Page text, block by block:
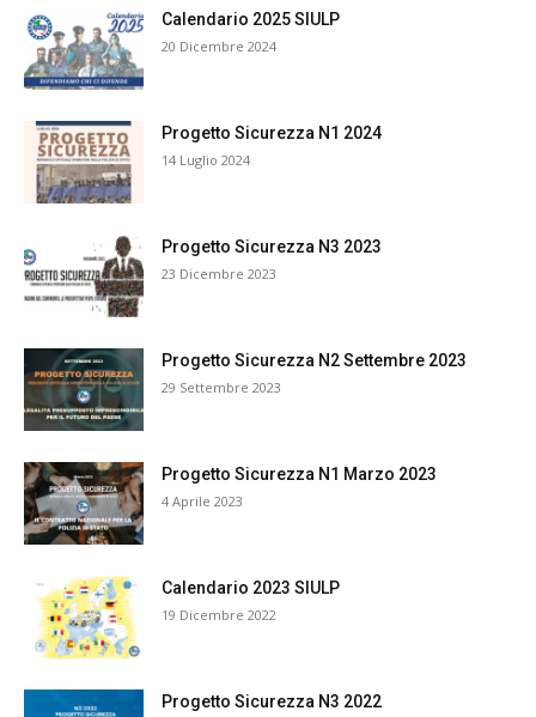
Calendario 2025 SIULP
20 Dicembre 2024
Progetto Sicurezza N1 2024
14 Luglio 2024
Progetto Sicurezza N3 2023
23 Dicembre 2023
Progetto Sicurezza N2 Settembre 2023
29 Settembre 2023
Progetto Sicurezza N1 Marzo 2023
4 Aprile 2023
Calendario 2023 SIULP
19 Dicembre 2022
Progetto Sicurezza N3 2022